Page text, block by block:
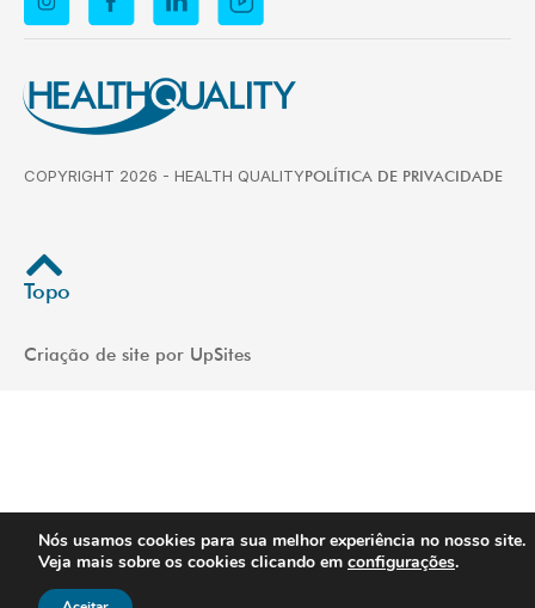
COPYRIGHT 2026 - HEALTH QUALITYPOLÍTICA DE PRIVACIDADE
Topo
Criação de site por UpSites
Nós usamos cookies para sua melhor experiência no nosso site.
Veja mais sobre os cookies clicando em configurações.